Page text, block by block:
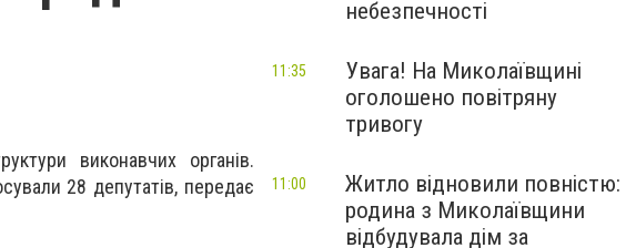
виконавчих органів.
28 депутатів, передає
небезпечності
Увага! На Миколаївщині
оголошено повітряну
тривогу
11:35
Житло відновили повністю:
родина з Миколаївщини
відбудувала дім за
11:00